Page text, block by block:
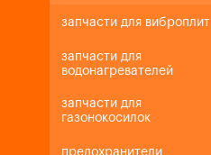
запчасти для виброплит
запчасти для
водонагревателей
запчасти для
газонокосилок
предохранители